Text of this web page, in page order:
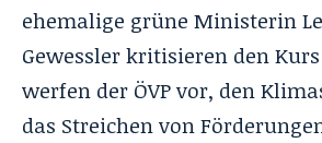
ehemalige grüne Ministerin
Gewessler kritisieren den
werfen der ÖVP vor, den
das Streichen von